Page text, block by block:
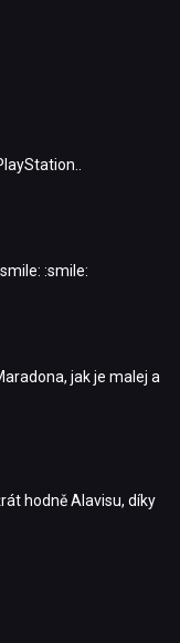
:smile:
jak je malej a
hodně Alavisu, díky